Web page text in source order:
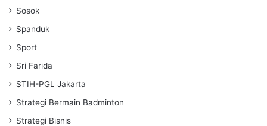
Sosok
Spanduk
Sport
Sri Farida
STIH-PGL Jakarta
Strategi Bermain Badminton
Strategi Bisnis